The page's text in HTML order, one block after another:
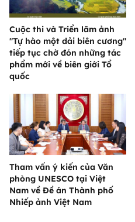
Cuộc thi và Triển lãm ảnh
"Tự hào một dải biên cương"
tiếp tục chờ đón những tác
phẩm mới về biên giới Tổ
quốc
Tham vấn ý kiến của Văn
phòng UNESCO tại Việt
Nam về Đề án Thành phố
Nhiếp ảnh Việt Nam